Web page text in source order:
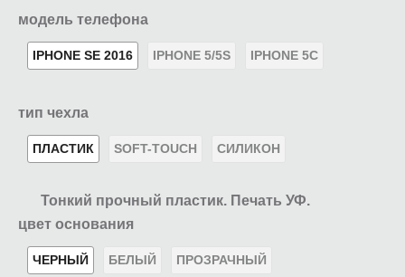
модель телефона
IPHONE SE 2016 IPHONE 5/5S IPHONE 5C
тип чехла
ПЛАСТИК SOFT-TOUCH СИЛИКОН
Тонкий прочный пластик. Печать УФ.
цвет основания
ЧЕРНЫЙ БЕЛЫЙ ПРОЗРАЧНЫЙ